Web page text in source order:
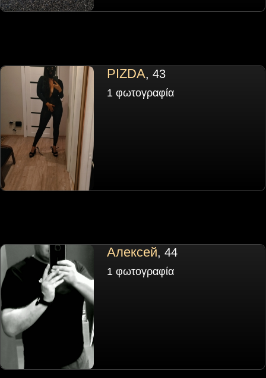
PIZDA, 43
1 φωτογραφία
Алексей, 44
1 φωτογραφία